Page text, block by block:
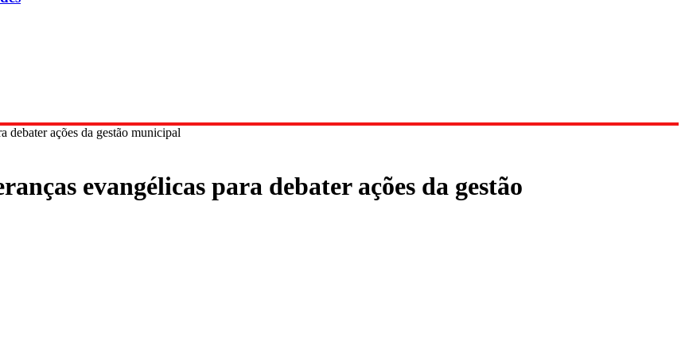
debater ações da gestão municipal
evangélicas para debater ações da gestão